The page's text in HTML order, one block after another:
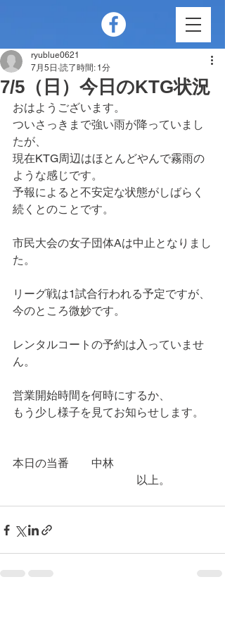
7/5（日）今日のKTG状況
ryublue0621
7月5日 読了時間: 1分
おはようございます。
ついさっきまで強い雨が降っていまし
たが、
現在KTG周辺はほとんどやんで霧雨の
ような感じです。
予報によると不安定な状態がしばらく
続くとのことです。
市民大会の女子団体Aは中止となりまし
た。
リーグ戦は1試合行われる予定ですが、
今のところ微妙です。
レンタルコートの予約は入っていませ
ん。
営業開始時間を何時にするか、
もう少し様子を見てお知らせします。
本日の当番　　中林
以上。